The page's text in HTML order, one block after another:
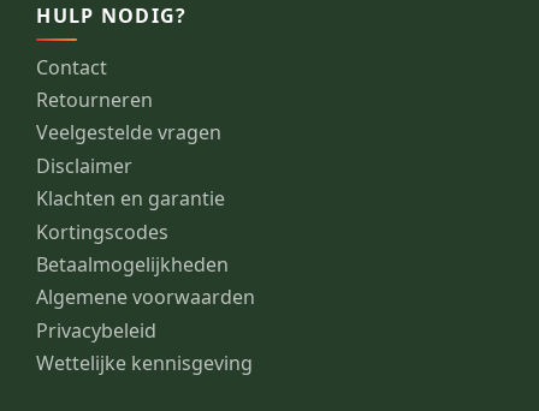
HULP NODIG?
Contact
Retourneren
Veelgestelde vragen
Disclaimer
Klachten en garantie
Kortingscodes
Betaalmogelijkheden
Algemene voorwaarden
Privacybeleid
Wettelijke kennisgeving